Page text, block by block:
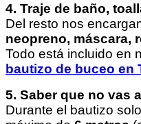
4. Traje de baño,
Del resto nos
neopreno, máscara,
Todo está incluido en
bautizo de buceo en
5. Saber que no vas
Durante el bautizo